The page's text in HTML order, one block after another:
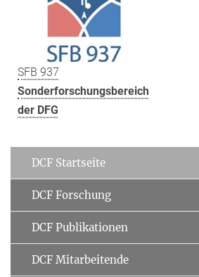
SFB 937
Sonderforschungsbereich
der DFG
DCF Startseite
DCF Forschung
DCF Publikationen
DCF Mitarbeitende